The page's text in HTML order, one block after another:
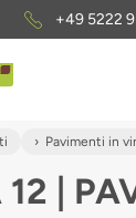
Pacchetto di
Pavimenti in
|